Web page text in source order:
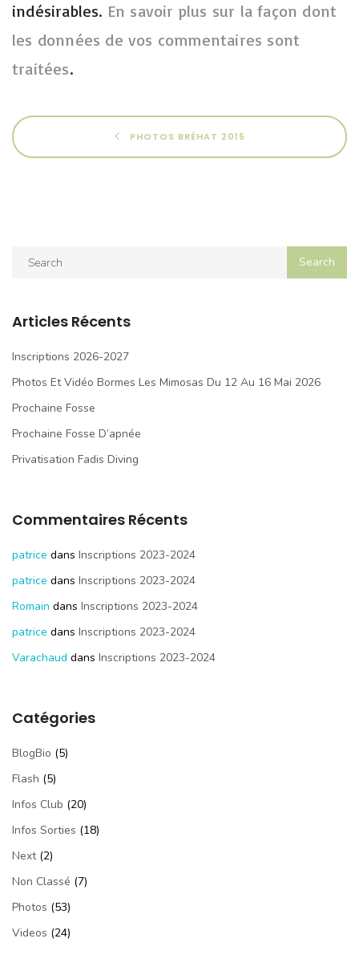
indésirables. En savoir plus sur la façon dont
les données de vos commentaires sont
traitées.
PHOTOS BRÉHAT 2015
Articles Récents
Inscriptions 2026-2027
Photos Et Vidéo Bormes Les Mimosas Du 12 Au 16 Mai 2026
Prochaine Fosse
Prochaine Fosse D’apnée
Privatisation Fadis Diving
Commentaires Récents
patrice dans Inscriptions 2023-2024
patrice dans Inscriptions 2023-2024
Romain dans Inscriptions 2023-2024
patrice dans Inscriptions 2023-2024
Varachaud dans Inscriptions 2023-2024
Catégories
BlogBio (5)
Flash (5)
Infos Club (20)
Infos Sorties (18)
Next(2)
Non Classé (7)
Photos (53)
Videos (24)